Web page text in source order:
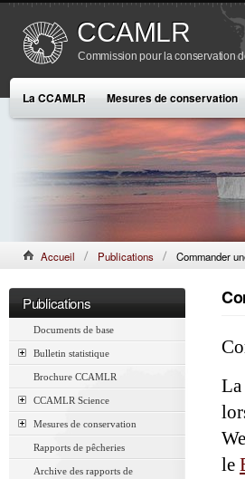
CCAMLR
Commission pour la conservation
La CCAMLR Mesures de conservation
Accueil Publications Commander
Publications
Documents de base
Bulletin statistique
Brochure CCAMLR
CCAMLR Science
Mesures de conservation
Rapports de pêcheries
Archive des rapports de
La
le